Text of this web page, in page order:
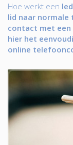
Hoe werkt een
lid naar normale
contact met een
hier het
online